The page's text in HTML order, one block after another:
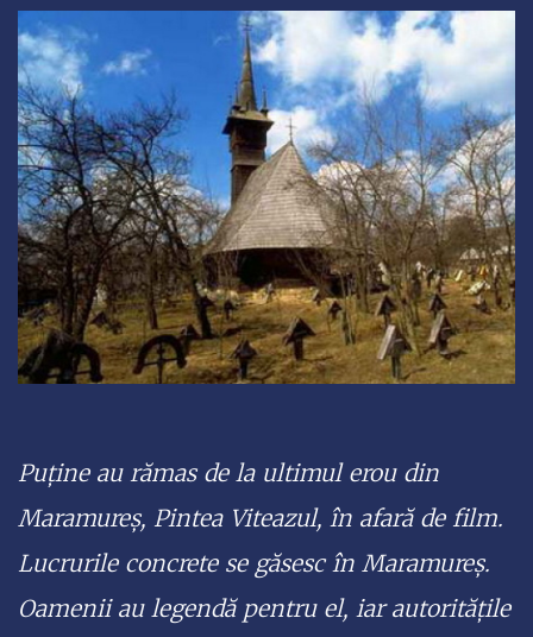
Puține au rămas de la ultimul erou din
Maramureș, Pintea Viteazul, în afară de film.
Lucrurile concrete se găsesc în Maramureș.
Oamenii au legendă pentru el, iar autoritățile